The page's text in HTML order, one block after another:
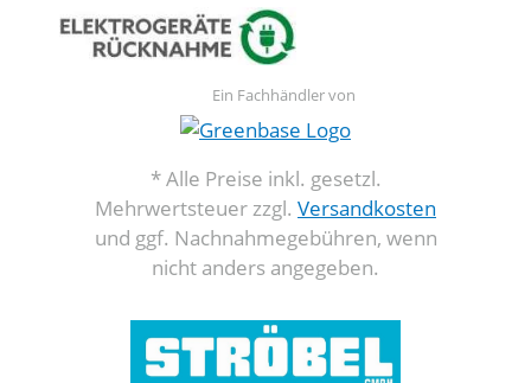
Ein Fachhändler von
* Alle Preise inkl. gesetzl.
Mehrwertsteuer zzgl. Versandkosten
und ggf. Nachnahmegebühren, wenn
nicht anders angegeben.